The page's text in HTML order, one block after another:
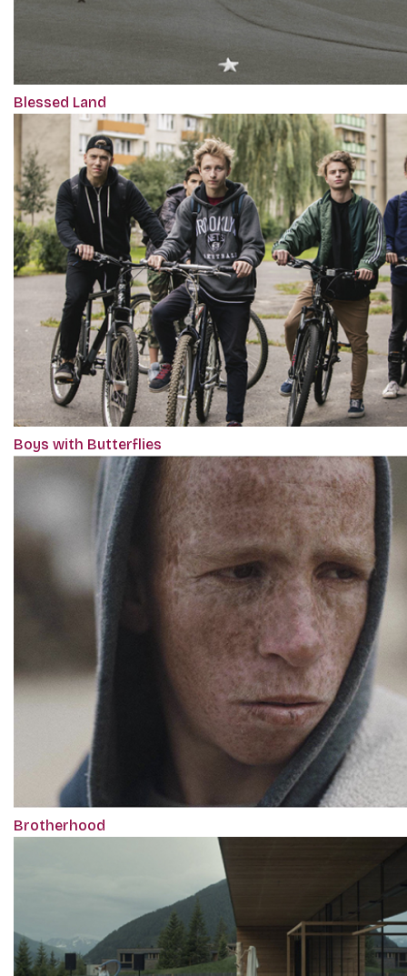
Blessed Land
Boys with Butterflies
Brotherhood